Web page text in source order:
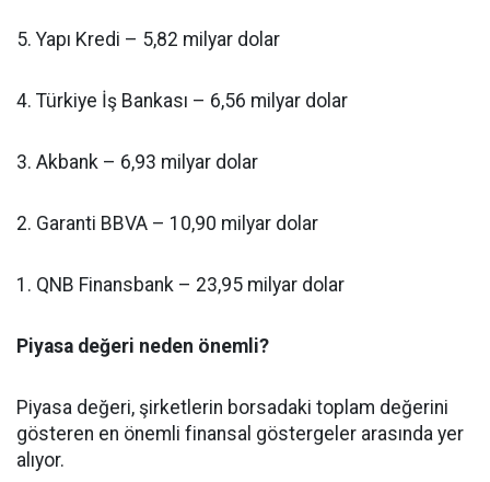
5. Yapı Kredi – 5,82 milyar dolar
4. Türkiye İş Bankası – 6,56 milyar dolar
3. Akbank – 6,93 milyar dolar
2. Garanti BBVA – 10,90 milyar dolar
1. QNB Finansbank – 23,95 milyar dolar
Piyasa değeri neden önemli?
Piyasa değeri, şirketlerin borsadaki toplam değerini
gösteren en önemli finansal göstergeler arasında yer
alıyor.